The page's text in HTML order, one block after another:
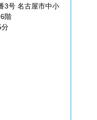
3号 名古屋市中小
階
分